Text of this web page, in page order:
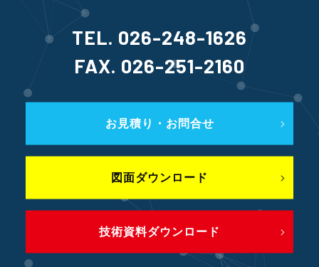
TEL. 026-248-1626
FAX. 026-251-2160
お見積り・お問合せ
図面ダウンロード
技術資料ダウンロード